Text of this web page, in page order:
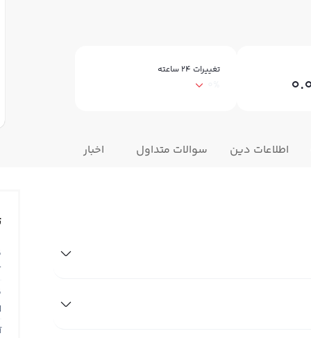
تغییرات ۲۴ ساعته
اطلاعات دین سوالات متداول اخبار